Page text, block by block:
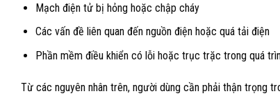
Mạch điện tử bị hỏng hoặc chập cháy
Các vấn đề liên quan đến nguồn điện hoặc quá tải điện
Phần mềm điều khiển có lỗi hoặc trục trặc trong quá
Từ các nguyên nhân trên, người dùng cần phải thận trọng